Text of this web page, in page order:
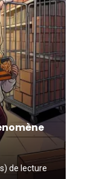
de lecture